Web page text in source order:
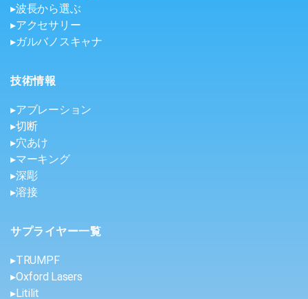
▸波長から選ぶ
▸アクセサリー
▸ガルバノスキャナ
技術情報
▸アブレーション
▸切断
▸穴あけ
▸マーキング
▸深彫
▸溶接
サプライヤー一覧
▸TRUMPF
▸Oxford Lasers
▸Litilit